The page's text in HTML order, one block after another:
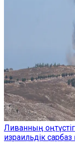
Ливанның
израильдік сарбаз